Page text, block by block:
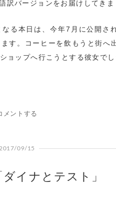
訳バージョンをお届けしてき
る本日は、今年7月に公開さ
す。コーヒーを飲もうと街へ
ョップへ行こうとする彼女で
メントする
2017/09/15
イナとテスト」